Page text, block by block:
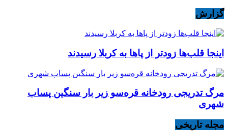
گزارش
اینجا قلب‌ها زودتر از پاها به کربلا رسیدند
مرگ تدریجی رودخانه قره‌سو زیر بار سنگین پساب
شهری
مجله تاریخی